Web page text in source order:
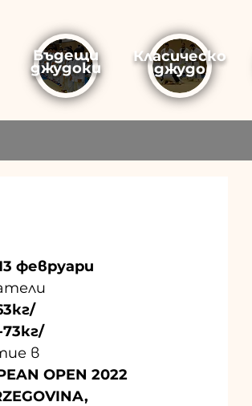
Бъдещи
джудоки
Класическо
джудо
февруари
в
OPEN 2022